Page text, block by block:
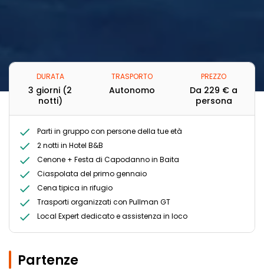
DURATA
3 giorni (2
notti)
TRASPORTO
Autonomo
PREZZO
Da 229 € a
persona
Parti in gruppo con persone della tue età
2 notti in Hotel B&B
Cenone + Festa di Capodanno in Baita
Ciaspolata del primo gennaio
Cena tipica in rifugio
Trasporti organizzati con Pullman GT
Local Expert dedicato e assistenza in loco
Partenze